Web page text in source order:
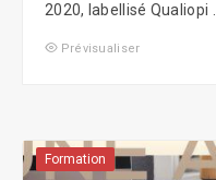
2020, labellisé Qualiopi ...
Prévisualiser
Formation